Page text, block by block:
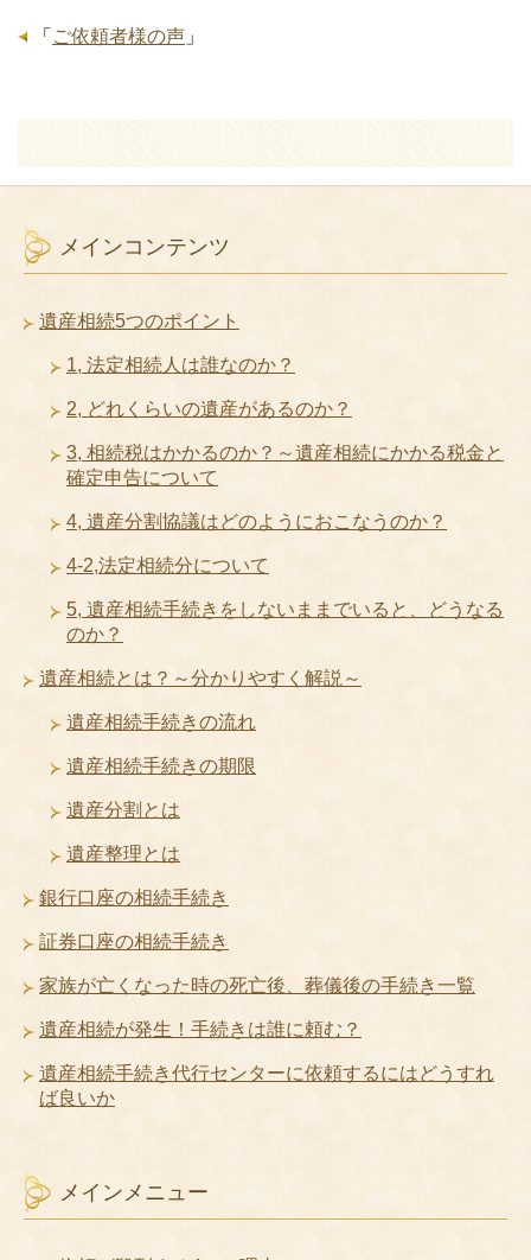
「 ご依頼者様の声 」
メインコンテンツ
遺産相続5つのポイント
1, 法定相続人は誰なのか？
2, どれくらいの遺産があるのか？
3, 相続税はかかるのか？～遺産相続にかかる税金と
確定申告について
4, 遺産分割協議はどのようにおこなうのか？
4-2,法定相続分について
5, 遺産相続手続きをしないままでいると、どうなる
のか？
遺産相続とは？～分かりやすく解説～
遺産相続手続きの流れ
遺産相続手続きの期限
遺産分割とは
遺産整理とは
銀行口座の相続手続き
証券口座の相続手続き
家族が亡くなった時の死亡後、葬儀後の手続き一覧
遺産相続が発生！手続きは誰に頼む？
遺産相続手続き代行センターに依頼するにはどうすれ
ば良いか
メインメニュー